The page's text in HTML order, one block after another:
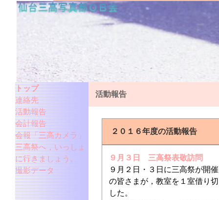
トップ
連絡先
活動報告
会計報告
会報「三高カメラ」
三高祭へ，いっしょ
に行きましょう。
撮影データ
活動報告
２０１６年度の活動報告
９月３日 三高祭表敬訪問
９月２日・３日に三高祭が開
の皆さまが，教室を１室借り
した。